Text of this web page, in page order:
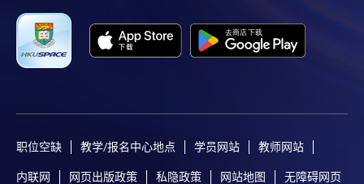
职位空缺 教学/报名中心地点 学员网站 教师网站
内联网 网页出版政策 私隐政策 网站地图 无障碍网页